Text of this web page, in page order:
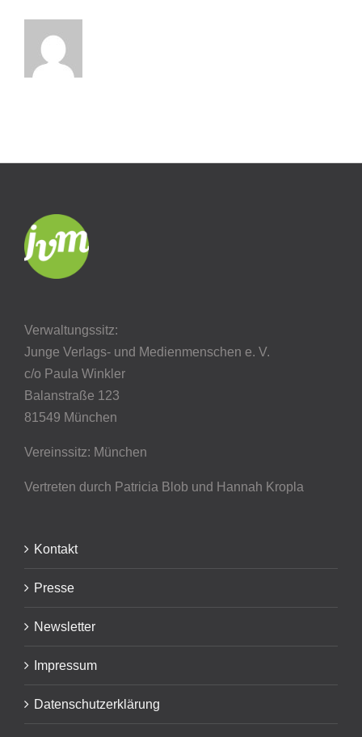
Verwaltungssitz:
Junge Verlags- und Medienmenschen e. V.
c/o Paula Winkler
Balanstraße 123
81549 München
Vereinssitz: München
Vertreten durch Patricia Blob und Hannah Kropla
Kontakt
Presse
Newsletter
Impressum
Datenschutzerklärung